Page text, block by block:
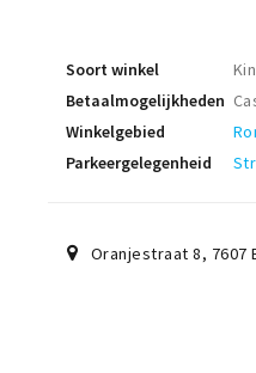
Soort winkel
Betaalmogelijkheden
Winkelgebied
Parkeergelegenheid
Oranjestraat 8, 7607